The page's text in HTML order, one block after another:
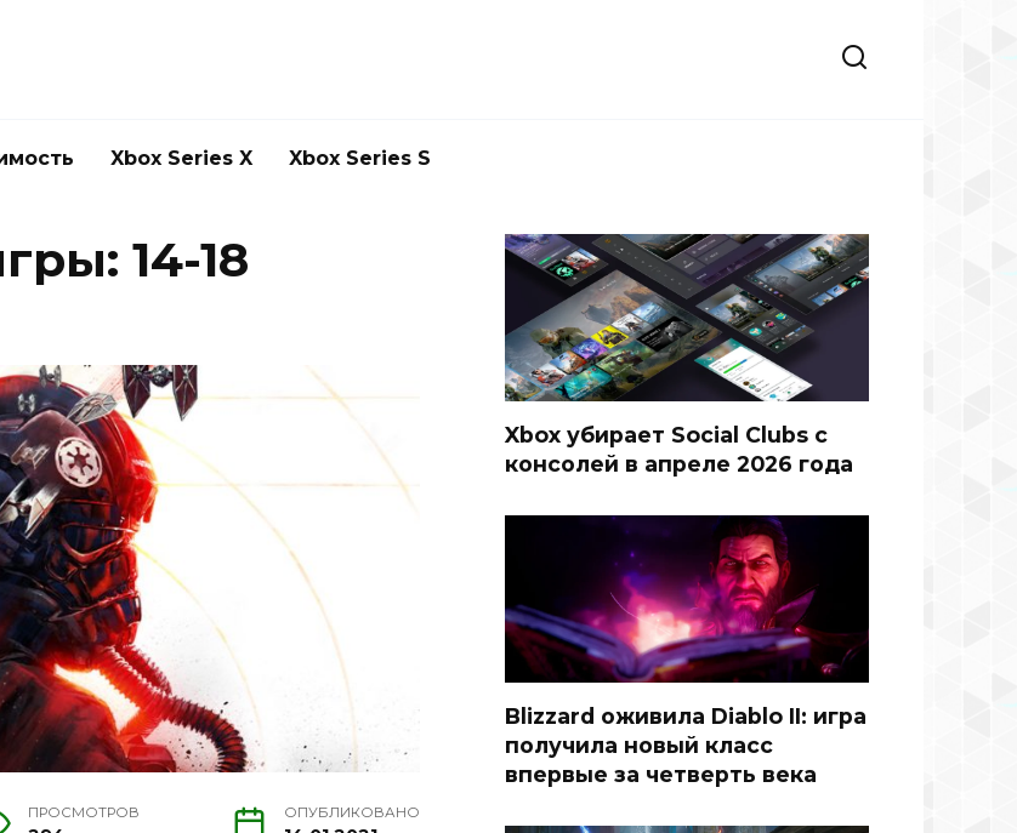
Xbox Series X Xbox Series S
14-18
ПРОСМОТРОВ ОПУБЛИКОВАНО
Xbox убирает Social Clubs с
консолей в апреле 2026 года
Blizzard оживила Diablo II: игра
получила новый класс
впервые за четверть века